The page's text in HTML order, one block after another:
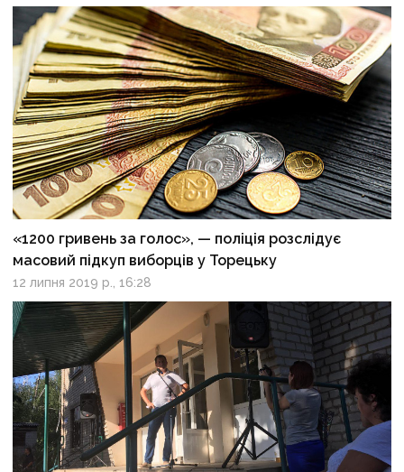
«1200 гривень за голос», — поліція розслідує
масовий підкуп виборців у Торецьку
12 липня 2019 р., 16:28